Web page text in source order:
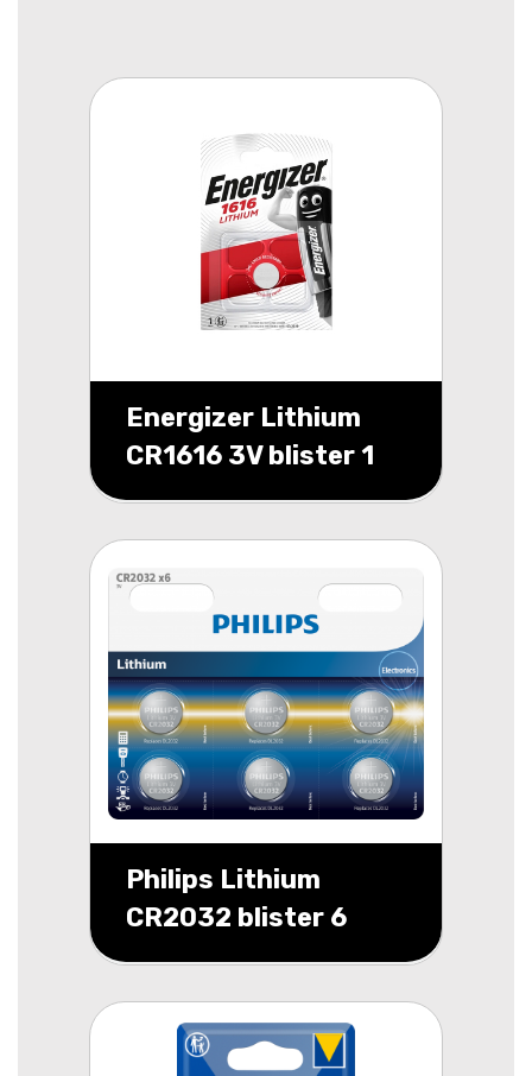
Energizer Lithium
CR1616 3V blister 1
Philips Lithium
CR2032 blister 6